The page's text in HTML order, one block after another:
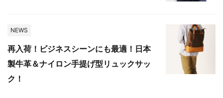
NEWS
再入荷！ビジネスシーンにも最適！日本
製牛革＆ナイロン手提げ型リュックサッ
ク！